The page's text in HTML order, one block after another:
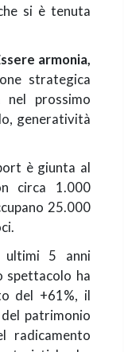
si è tenuta
armonia,
strategica
prossimo
generatività
è giunta al
circa 1.000
25.000
.
ultimi 5 anni
spettacolo ha
del +61%, il
patrimonio
radicamento